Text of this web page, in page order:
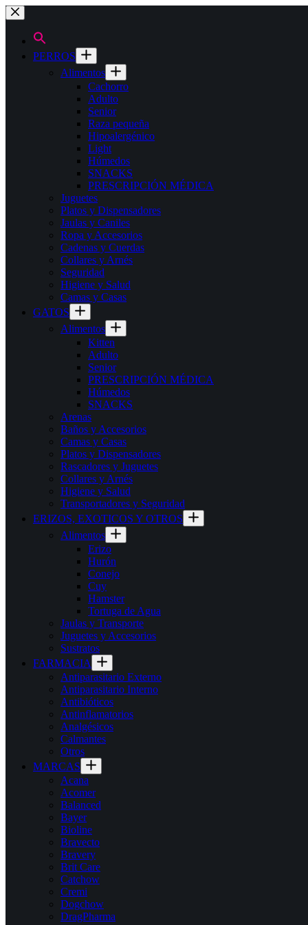
Saltar
al
contenido
PERROS
Alimentos
Cachorro
Adulto
Senior
Raza pequeña
Hipoalergénico
Light
Húmedos
SNACKS
PRESCRIPCIÓN MÉDICA
Juguetes
Platos y Dispensadores
Jaulas y Caniles
Ropa y Accesorios
Cadenas y Cuerdas
Collares y Arnés
Seguridad
Higiene y Salud
Camas y Casas
GATOS
Alimentos
Kitten
Adulto
Senior
PRESCRIPCIÓN MÉDICA
Húmedos
SNACKS
Arenas
Baños y Accesorios
Camas y Casas
Platos y Dispensadores
Rascadores y Juguetes
Collares y Arnés
Higiene y Salud
Transportadores y Seguridad
ERIZOS, EXOTICOS Y OTROS
Alimentos
Erizo
Hurón
Conejo
Cuy
Hamster
Tortuga de Agua
Jaulas y Transporte
Juguetes y Accesorios
Sustratos
FARMACIA
Antiparasitario Externo
Antiparasitario Interno
Antibióticos
Antinflamatorios
Analgésicos
Calmantes
Otros
MARCAS
Acana
Acomer
Balanced
Bayer
Bioline
Bravecto
Bravery
Brit Care
Catchow
Cremi
Dogchow
DragPharma